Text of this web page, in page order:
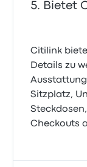
Bietet
Citilink
Details zu
Sitzplatz,
Checkouts